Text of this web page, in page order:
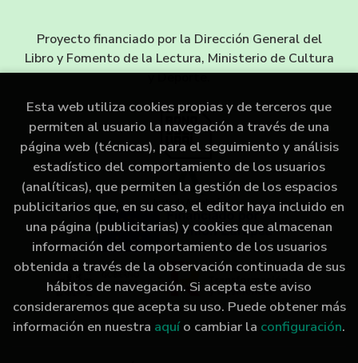
Proyecto financiado por la Dirección General del
Libro y Fomento de la Lectura, Ministerio de Cultura
y Deporte.
Esta web utiliza cookies propias y de terceros que
permiten al usuario la navegación a través de una
página web (técnicas), para el seguimiento y análisis
estadístico del comportamiento de los usuarios
(analíticas), que permiten la gestión de los espacios
publicitarios que, en su caso, el editor haya incluido en
una página (publicitarias) y cookies que almacenan
información del comportamiento de los usuarios
obtenida a través de la observación continuada de sus
hábitos de navegación. Si acepta este aviso
consideraremos que acepta su uso. Puede obtener más
información en nuestra aquío cambiar la configuración.